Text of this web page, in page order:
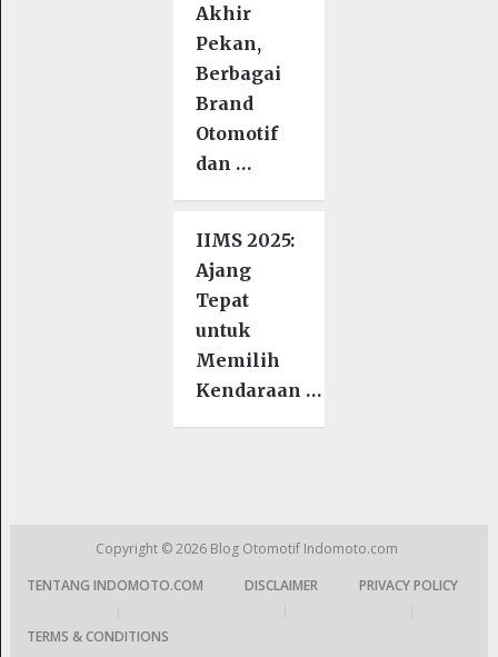
Akhir
Pekan,
Berbagai
Brand
Otomotif
dan …
IIMS 2025:
Ajang
Tepat
untuk
Memilih
Kendaraan …
Copyright © 2026 Blog Otomotif Indomoto.com
TENTANG INDOMOTO.COM
DISCLAIMER
PRIVACY POLICY
TERMS & CONDITIONS